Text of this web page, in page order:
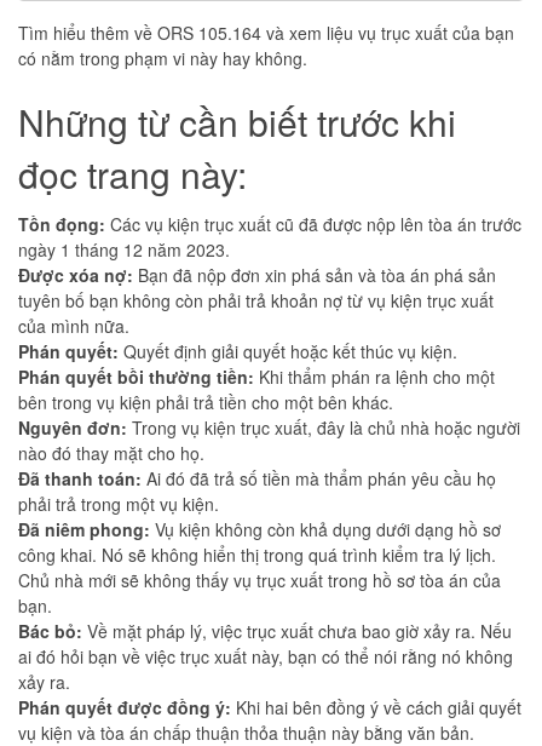
Tìm hiểu thêm về ORS 105.164 và xem liệu vụ trục xuất của bạn
có nằm trong phạm vi này hay không.
Những từ cần biết trước khi
đọc trang này:
Tồn đọng: Các vụ kiện trục xuất cũ đã được nộp lên tòa án trước
ngày 1 tháng 12 năm 2023.
Được xóa nợ: Bạn đã nộp đơn xin phá sản và tòa án phá sản
tuyên bố bạn không còn phải trả khoản nợ từ vụ kiện trục xuất
của mình nữa.
Phán quyết: Quyết định giải quyết hoặc kết thúc vụ kiện.
Phán quyết bồi thường tiền: Khi thẩm phán ra lệnh cho một
bên trong vụ kiện phải trả tiền cho một bên khác.
Nguyên đơn: Trong vụ kiện trục xuất, đây là chủ nhà hoặc người
nào đó thay mặt cho họ.
Đã thanh toán: Ai đó đã trả số tiền mà thẩm phán yêu cầu họ
phải trả trong một vụ kiện.
Đã niêm phong: Vụ kiện không còn khả dụng dưới dạng hồ sơ
công khai. Nó sẽ không hiển thị trong quá trình kiểm tra lý lịch.
Chủ nhà mới sẽ không thấy vụ trục xuất trong hồ sơ tòa án của
bạn.
Bác bỏ: Về mặt pháp lý, việc trục xuất chưa bao giờ xảy ra. Nếu
ai đó hỏi bạn về việc trục xuất này, bạn có thể nói rằng nó không
xảy ra.
Phán quyết được đồng ý: Khi hai bên đồng ý về cách giải quyết
vụ kiện và tòa án chấp thuận thỏa thuận này bằng văn bản.